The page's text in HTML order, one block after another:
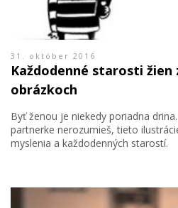
31. október 2016
Každodenné starosti žien
obrázkoch
Byť ženou je niekedy poriadna
partnerke nerozumieš, tieto
myslenia a každodenných starostí.